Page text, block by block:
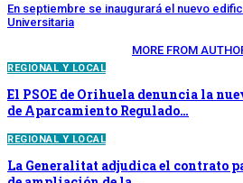
En septiembre se inaugurará el nuevo
Universitaria
MORE FROM
REGIONAL Y LOCAL
El PSOE de Orihuela denuncia la
de Aparcamiento Regulado…
REGIONAL Y LOCAL
La Generalitat adjudica el contrato